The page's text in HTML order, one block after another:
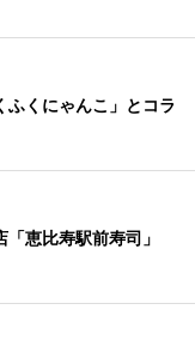
ふくにゃんこ」とコラ
「恵比寿駅前寿司」